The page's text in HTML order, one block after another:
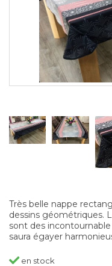
Très belle nappe
dessins géométriques.
sont des
saura égayer
en stock